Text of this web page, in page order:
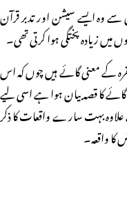
سے وہ ایسے سیشن اور تدبر قرآن
زیادہ پختگی ہوا کرتی تھی۔
کے معنی گائے ہیں چوں کہ اس
کا قصہ بیان ہوا ہے اسی لیے
علاوہ بہت سارے واقعات کا ذکر
واقعہ۔